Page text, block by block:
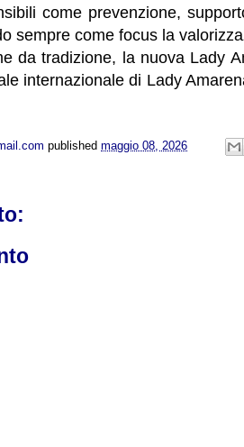
come prevenzione,
sempre come focus la
da tradizione, la nuova Lady
internazionale di Lady
published maggio 08, 2026